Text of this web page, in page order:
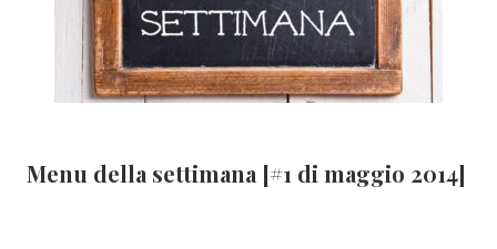
Menu della settimana [#1 di maggio 2014]